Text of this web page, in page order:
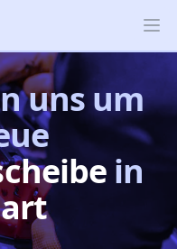
uns um
in